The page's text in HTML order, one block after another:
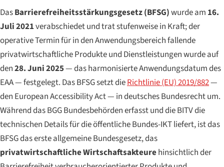
DasBarrierefreiheitsstärkungsgesetz (BFSG)wurde am 16.
Juli 2021verabschiedet und trat stufenweise in Kraft; der
operative Termin für in den Anwendungsbereich fallende
privatwirtschaftliche Produkte und Dienstleistungen wurde auf
den28. Juni 2025— das harmonisierte Anwendungsdatum des
EAA — festgelegt. Das BFSG setzt dieRichtlinie (EU) 2019/882—
den European Accessibility Act — in deutsches Bundesrecht um.
Während das BGG Bundesbehörden erfasst und die BITV die
technischen Details für die öffentliche Bundes-IKT liefert, ist das
BFSG das erste allgemeine Bundesgesetz, das
privatwirtschaftliche Wirtschaftsakteurehinsichtlich der